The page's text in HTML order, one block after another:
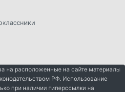
на расположенные на сайте материалы
РФ. Использование
при наличии гиперссылки на